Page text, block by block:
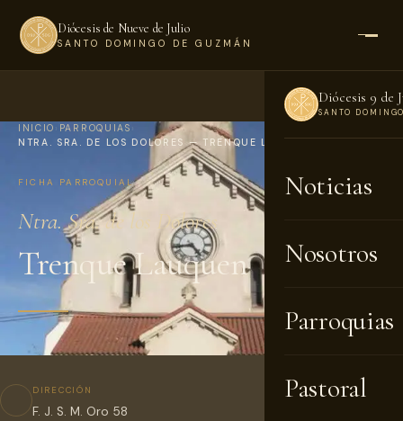
Diócesis de Nueve de Julio
SANTO DOMINGO DE GUZMÁN
Diócesis 9 de
SANTO
Noticias
Nosotros
Parroquias
Pastoral
INICIO PARROQUIAS
NTRA. SRA. DE LOS DOLORES — TRENQUE LAUQUEN
FICHA PARROQUIAL
Ntra. Sra. de los Dolores
Trenque Lauquen
DIRECCIÓN
F. J. S. M. Oro 58